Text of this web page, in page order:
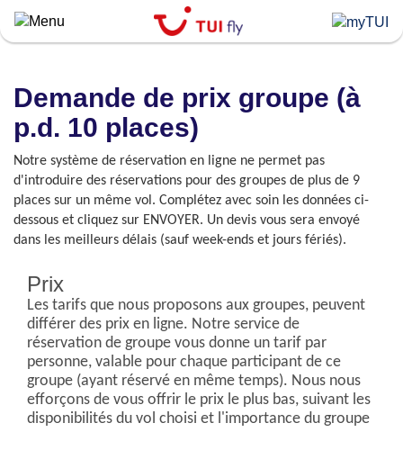
Skip
to
Demande de prix groupe (à
p.d. 10 places)
Notre système de réservation en ligne ne permet pas
d'introduire des réservations pour des groupes de plus de 9
places sur un même vol. Complétez avec soin les données ci-
dessous et cliquez sur ENVOYER. Un devis vous sera envoyé
dans les meilleurs délais (sauf week-ends et jours fériés).
Prix
Les tarifs que nous proposons aux groupes, peuvent
différer des prix en ligne. Notre service de
réservation de groupe vous donne un tarif par
personne, valable pour chaque participant de ce
groupe (ayant réservé en même temps). Nous nous
efforçons de vous offrir le prix le plus bas, suivant les
disponibilités du vol choisi et l'importance du groupe